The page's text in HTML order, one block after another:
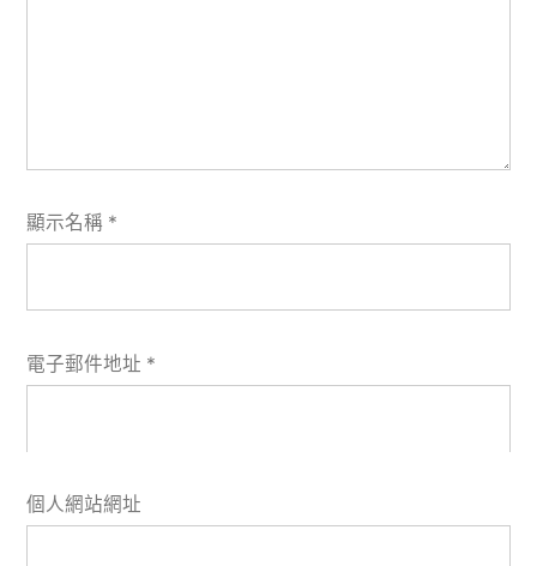
顯示名稱 *
電子郵件地址 *
個人網站網址